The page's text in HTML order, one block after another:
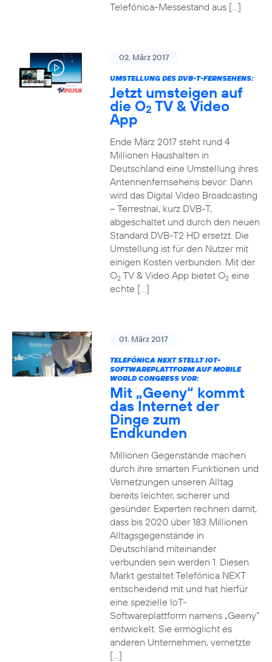
Telefónica-Messestand aus […]
02. März 2017
UMSTELLUNG DES DVB-T-FERNSEHENS:
Jetzt umsteigen auf
die O2 TV & Video
App
Ende März 2017 steht rund 4
Millionen Haushalten in
Deutschland eine Umstellung ihres
Antennenfernsehens bevor: Dann
wird das Digital Video Broadcasting
– Terrestrial, kurz DVB-T,
abgeschaltet und durch den neuen
Standard DVB-T2 HD ersetzt. Die
Umstellung ist für den Nutzer mit
einigen Kosten verbunden. Mit der
O2TV & Video App bietet O2eine
echte […]
01. März 2017
TELEFÓNICA NEXT STELLT IOT-
SOFTWAREPLATTFORM AUF MOBILE
WORLD CONGRESS VOR:
Mit „Geeny“ kommt
das Internet der
Dinge zum
Endkunden
Millionen Gegenstände machen
durch ihre smarten Funktionen und
Vernetzungen unseren Alltag
bereits leichter, sicherer und
gesünder. Experten rechnen damit,
dass bis 2020 über 183 Millionen
Alltagsgegenstände in
Deutschland miteinander
verbunden sein werden 1. Diesen
Markt gestaltet Telefónica NEXT
entscheidend mit und hat hierfür
eine spezielle IoT-
Softwareplattform namens „Geeny“
entwickelt. Sie ermöglicht es
anderen Unternehmen, vernetzte
[…]